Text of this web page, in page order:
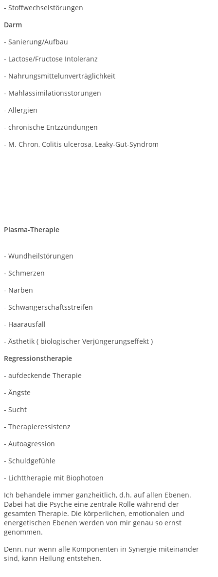
- Stoffwechselstörungen
Darm
- Sanierung/Aufbau
- Lactose/Fructose Intoleranz
- Nahrungsmittelunverträglichkeit
- Mahlassimilationsstörungen
- Allergien
- chronische Entzzündungen
- M. Chron, Colitis ulcerosa, Leaky-Gut-Syndrom
Plasma-Therapie
- Wundheilstörungen
- Schmerzen
- Narben
- Schwangerschaftsstreifen
- Haarausfall
- Ästhetik ( biologischer Verjüngerungseffekt )
Regressionstherapie
- aufdeckende Therapie
- Ängste
- Sucht
- Therapieressistenz
- Autoagression
- Schuldgefühle
- Lichttherapie mit Biophotoen
Ich behandele immer ganzheitlich, d.h. auf allen Ebenen.
Dabei hat die Psyche eine zentrale Rolle während der
gesamten Therapie. Die körperlichen, emotionalen und
energetischen Ebenen werden von mir genau so ernst
genommen.
Denn, nur wenn alle Komponenten in Synergie miteinander
sind, kann Heilung entstehen.